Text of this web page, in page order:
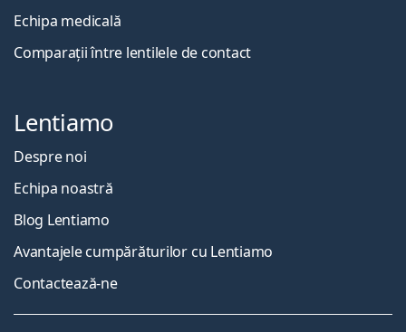
Echipa medicală
Comparații între lentilele de contact
Lentiamo
Despre noi
Echipa noastră
Blog Lentiamo
Avantajele cumpărăturilor cu Lentiamo
Contactează-ne